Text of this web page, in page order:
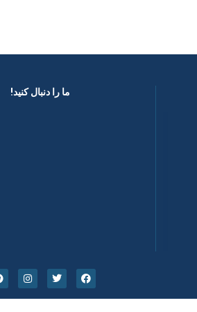
ما را دنبال کنید! ​